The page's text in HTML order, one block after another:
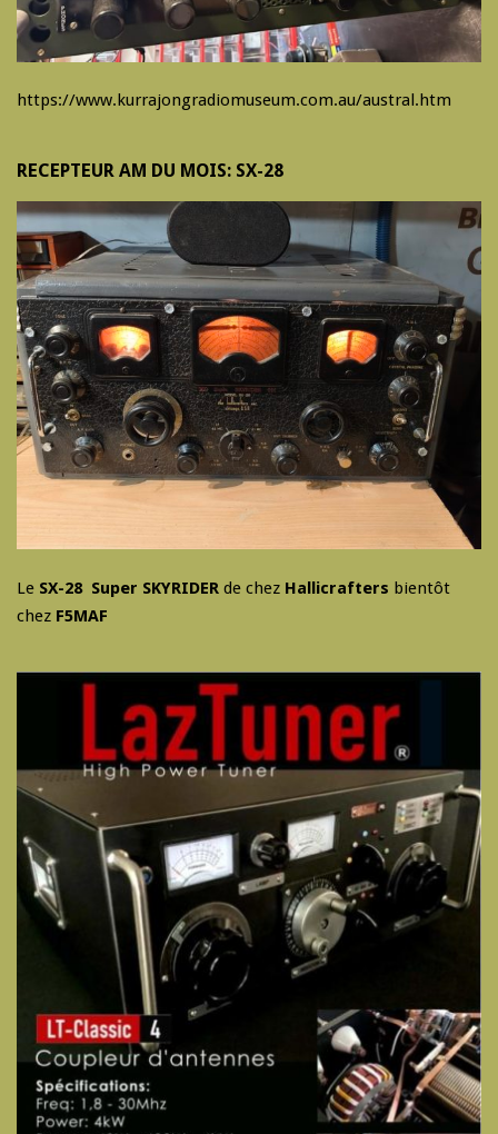
https://www.kurrajongradiomuseum.com.au/austral.htm
RECEPTEUR AM DU MOIS: SX-28
Le SX-28 Super SKYRIDER de chez Hallicrafters bientôt
chez F5MAF